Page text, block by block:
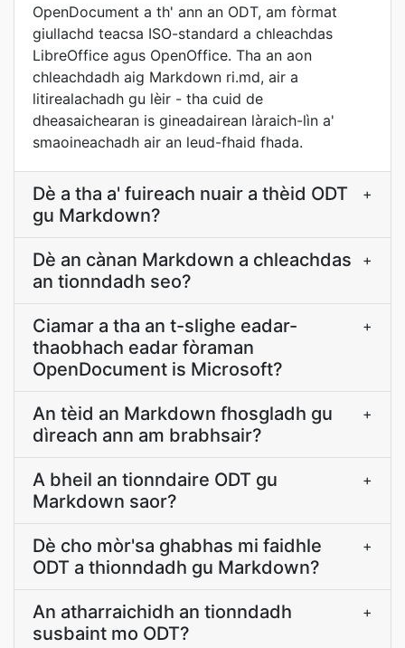
OpenDocument a th' ann an ODT, am fòrmat
giullachd teacsa ISO-standard a chleachdas
LibreOffice agus OpenOffice. Tha an aon
chleachdadh aig Markdown ri.md, air a
litirealachadh gu lèir - tha cuid de
dheasaichearan is gineadairean làraich-lìn a'
smaoineachadh air an leud-fhaid fhada.
Dè a tha a' fuireach nuair a thèid ODT
gu Markdown?
+
Dè an cànan Markdown a chleachdas
an tionndadh seo?
+
Ciamar a tha an t-slighe eadar-
thaobhach eadar fòraman
OpenDocument is Microsoft?
+
An tèid an Markdown fhosgladh gu
dìreach ann am brabhsair?
+
A bheil an tionndaire ODT gu
Markdown saor?
+
Dè cho mòr'sa ghabhas mi faidhle
ODT a thionndadh gu Markdown?
+
An atharraichidh an tionndadh
susbaint mo ODT?
+